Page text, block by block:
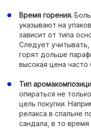
Время горения.
указывают на
зависит от типа
Следует учитывать,
горят дольше
высокая цена
Тип
опираться не
цель покупки.
релакса в спальне
сандала, в то